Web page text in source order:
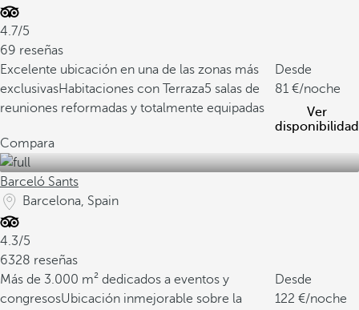
4.7/5
69 reseñas
Excelente ubicación en una de las zonas más
exclusivasHabitaciones con Terraza5 salas de
reuniones reformadas y totalmente equipadas
Desde
81
/noche
Ver
disponibilidad
Compara
Barceló Sants
Barcelona, Spain
4.3/5
6328 reseñas
Más de 3.000 m² dedicados a eventos y
congresosUbicación inmejorable sobre la
Desde
122
/noche